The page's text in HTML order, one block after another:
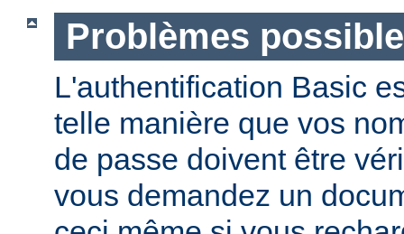
Problèmes
L'authentification Basic
telle manière que vos
de passe doivent être
vous demandez un